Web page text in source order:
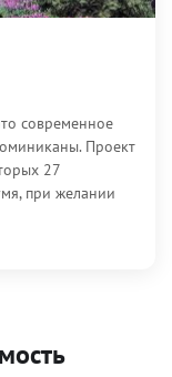
современное
Проект
27
при желании